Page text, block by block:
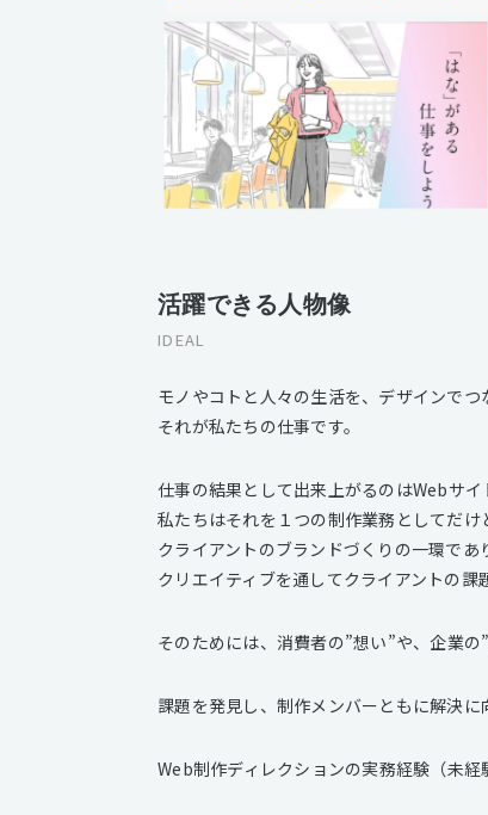
活躍できる人物像
IDEAL
モノやコトと人々の生活を、デザインでつ
それが私たちの仕事です。
仕事の結果として出来上がるのはWebサ
私たちはそれを１つの制作業務としてだけ
クライアントのブランドづくりの一環であ
クリエイティブを通してクライアントの課
そのためには、消費者の”想い”や、企業の
課題を発見し、制作メンバーともに解決に
Web制作ディレクションの実務経験（未経